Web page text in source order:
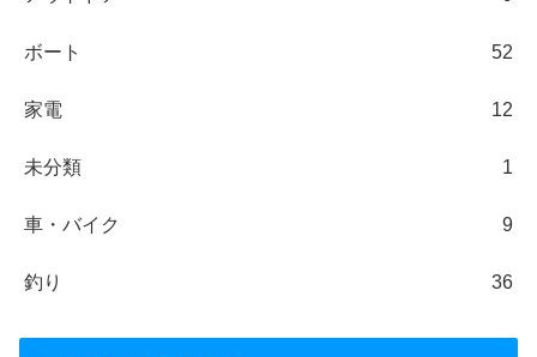
ボート 52
家電 12
未分類 1
車・バイク 9
釣り 36